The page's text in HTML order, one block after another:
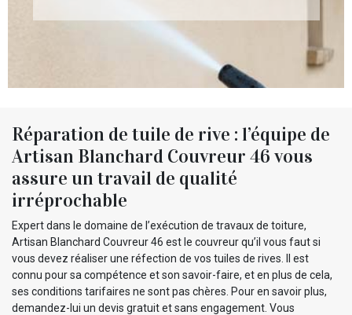
Réparation de tuile de rive : l’équipe de
Artisan Blanchard Couvreur 46 vous
assure un travail de qualité
irréprochable
Expert dans le domaine de l’exécution de travaux de toiture,
Artisan Blanchard Couvreur 46 est le couvreur qu’il vous faut si
vous devez réaliser une réfection de vos tuiles de rives. Il est
connu pour sa compétence et son savoir-faire, et en plus de cela,
ses conditions tarifaires ne sont pas chères. Pour en savoir plus,
demandez-lui un devis gratuit et sans engagement. Vous